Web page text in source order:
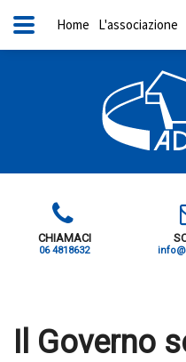
CHIAMACI
06 4818632
Home L'associazione
Il Governo